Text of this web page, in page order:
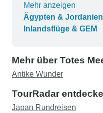
Zentrale.
Mehr anzeigen
Ägypten &
Inlandsflüge & GEM
Mehr über Totes
Antike Wunder
TourRadar
Japan Rundreisen